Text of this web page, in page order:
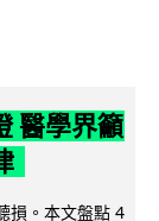
醫學界籲
損。本文盤點 4